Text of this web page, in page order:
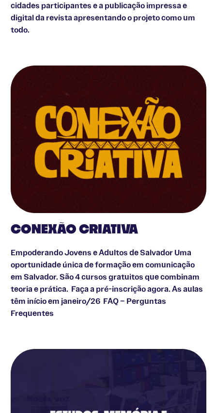
cidades participantes e a publicação impressa e
digital da revista apresentando o projeto como um
todo.
CONEXÃO CRIATIVA
Empoderando Jovens e Adultos de Salvador Uma
oportunidade única de formação em comunicação
em Salvador. São 4 cursos gratuitos que combinam
teoria e prática. Faça a pré-inscrição agora. As aulas
têm início em janeiro/26 FAQ – Perguntas
Frequentes